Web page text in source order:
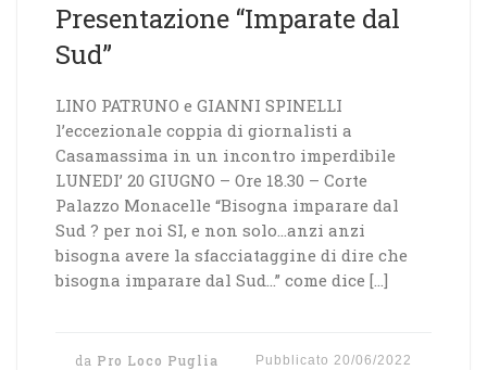
Presentazione “Imparate dal
Sud”
LINO PATRUNO e GIANNI SPINELLI
l’eccezionale coppia di giornalisti a
Casamassima in un incontro imperdibile
LUNEDI’ 20 GIUGNO – Ore 18.30 – Corte
Palazzo Monacelle “Bisogna imparare dal
Sud ? per noi SI, e non solo…anzi anzi
bisogna avere la sfacciataggine di dire che
bisogna imparare dal Sud…” come dice […]
da Pro Loco Puglia Pubblicato20/06/2022